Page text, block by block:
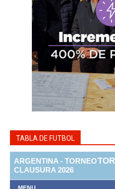
TABLA DE FUTBOL